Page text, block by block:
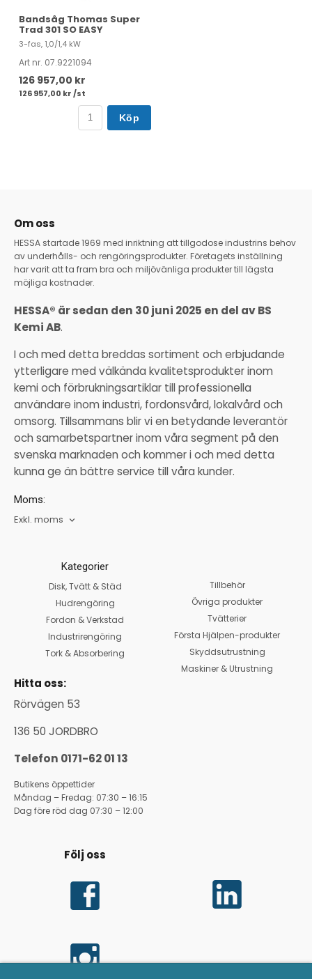
Bandsåg Thomas Super
Trad 301 SO EASY
3-fas, 1,0/1,4 kW
Art nr. 07.9221094
126 957,00 kr
126 957,00 kr /st
Köp
Om oss
HESSA startade 1969 med inriktning att tillgodose industrins behov
av underhålls- och rengöringsprodukter. Företagets inställning
har varit att ta fram bra och miljövänliga produkter till lägsta
möjliga kostnader.
HESSA® är sedan den 30 juni 2025 en del av BS
Kemi AB.
I och med detta breddas sortiment och erbjudande
ytterligare med välkända kvalitetsprodukter inom
kemi och förbrukningsartiklar till professionella
användare inom industri, fordonsvård, lokalvård och
omsorg. Tillsammans blir vi en betydande leverantör
och samarbetspartner inom våra segment på den
svenska marknaden och kommer i och med detta
kunna ge än bättre service till våra kunder.
Moms:
Exkl. moms
Kategorier
Disk, Tvätt & Städ
Hudrengöring
Fordon & Verkstad
Industrirengöring
Tork & Absorbering
Hitta oss:
Rörvägen 53
136 50 JORDBRO
Telefon 0171-62 01 13
Butikens öppettider
Måndag – Fredag: 07:30 – 16:15
Dag före röd dag 07:30 – 12:00
Tillbehör
Övriga produkter
Tvätterier
Första Hjälpen-produkter
Skyddsutrustning
Maskiner & Utrustning
Följ oss